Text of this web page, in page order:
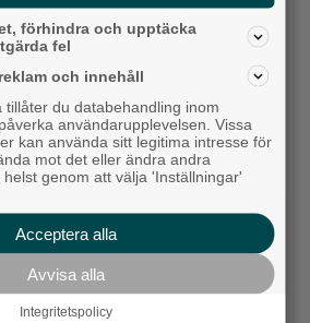
förhindra och upptäcka
fel
och innehåll
tillåter du databehandling inom
användarupplevelsen. Vissa
kan använda sitt legitima intresse för
mot det eller ändra andra
genom att välja 'Inställningar'
Acceptera alla
Avvisa alla
Integritetspolicy